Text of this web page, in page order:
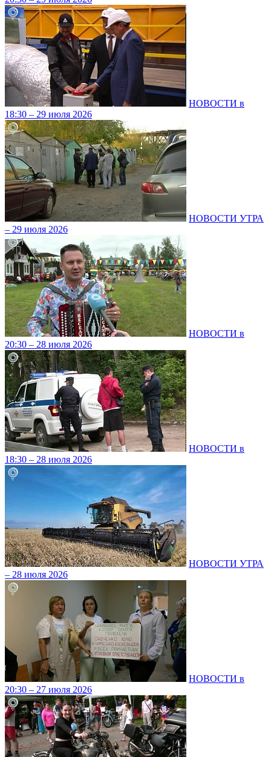
НОВОСТИ в
18:30 – 29 июля 2026
НОВОСТИ УТРА
– 29 июля 2026
НОВОСТИ в
20:30 – 28 июля 2026
НОВОСТИ в
18:30 – 28 июля 2026
НОВОСТИ УТРА
– 28 июля 2026
НОВОСТИ в
20:30 – 27 июля 2026